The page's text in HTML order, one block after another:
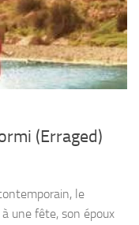
(Erraged)
le
une fête, son époux